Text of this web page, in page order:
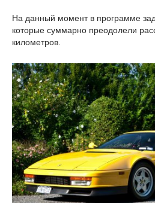
На данный момент в программе
которые суммарно преодолели
километров.